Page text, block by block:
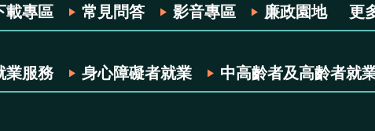
載專區 常見問答 影音專區 廉政園地 更
業服務 身心障礙者就業 中高齡者及高齡者就